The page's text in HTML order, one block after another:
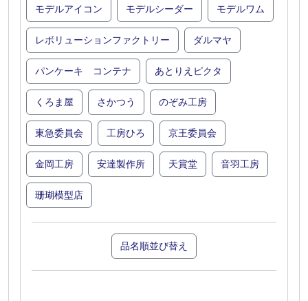
モデルアイコン モデルシーダー モデルワム
レボリューションファクトリー ダルマヤ
パンケーキ コンテナ あとりえピクタ
くろま屋 さかつう のぞみ工房
東急委員会 工房ひろ 京王委員会
金岡工房 安達製作所 天賞堂 音羽工房
珊瑚模型店
品名順並び替え